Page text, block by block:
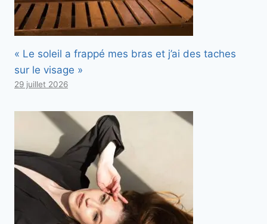
« Le soleil a frappé mes bras et j’ai des taches
sur le visage »
29 juillet 2026